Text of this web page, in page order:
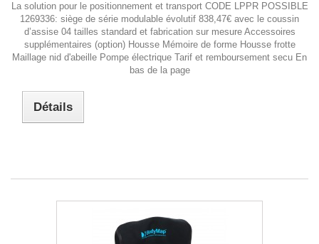
La solution pour le positionnement et transport CODE LPPR POSSIBLE
1269336: siège de série modulable évolutif 838,47€ avec le coussin
d’assise 04 tailles standard et fabrication sur mesure Accessoires
supplémentaires (option) Housse Mémoire de forme Housse frotte
Maillage nid d'abeille Pompe électrique Tarif et remboursement secu En
bas de la page
Détails